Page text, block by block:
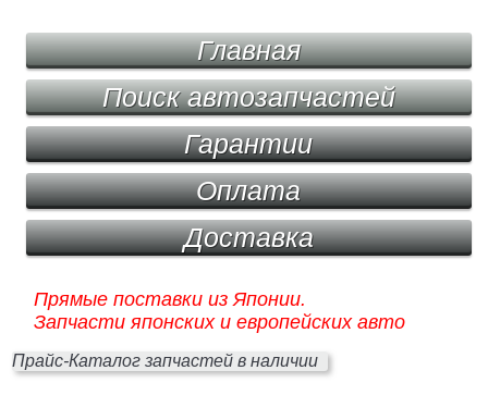
Главная
Поиск автозапчастей
Гарантии
Оплата
Доставка
Прямые поставки из Японии.
Запчасти японских и европейских авто
Прайс-Каталог запчастей в наличии